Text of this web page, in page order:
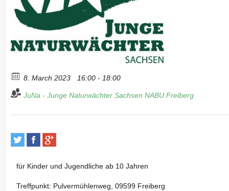
8. March 2023 16:00 - 18:00
JuNa - Junge Naturwächter Sachsen NABU Freiberg
für Kinder und Jugendliche ab 10 Jahren
Treffpunkt: Pulvermühlenweg, 09599 Freiberg